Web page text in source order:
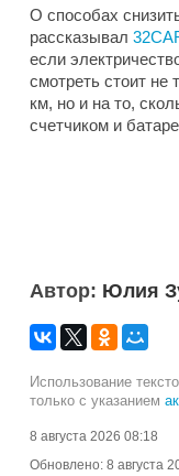
О способах
рассказывал
если
смотреть стоит не
км, но и на то,
счетчиком и
Автор: Юлия
Использование
только с указанием
8 августа 2026 08:18
Обновлено: 8 августа